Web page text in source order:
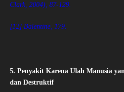
Clark, 2004), 87-129.
[12] Balentine, 179.
5. Penyakit Karena Ulah Manusia
dan Destruktif